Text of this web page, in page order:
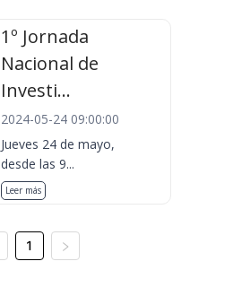
1º Jornada
Nacional de
Investi...
2024-05-24 09:00:00
Jueves 24 de mayo,
desde las 9...
Leer más
1